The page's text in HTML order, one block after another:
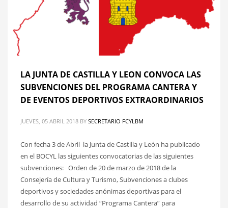
LA JUNTA DE CASTILLA Y LEON CONVOCA LAS
SUBVENCIONES DEL PROGRAMA CANTERA Y
DE EVENTOS DEPORTIVOS EXTRAORDINARIOS
JUEVES, 05 ABRIL 2018 BY SECRETARIO FCYLBM
Con fecha 3 de Abril la Junta de Castilla y León ha publicado
en el BOCYL las siguientes convocatorias de las siguientes
subvenciones: Orden de 20 de marzo de 2018 de la
Consejería de Cultura y Turismo, Subvenciones a clubes
deportivos y sociedades anónimas deportivas para el
desarrollo de su actividad “Programa Cantera” para